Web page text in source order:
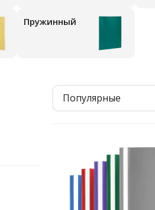
Пружинный
Популярные